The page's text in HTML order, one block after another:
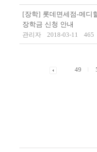
[장학] 롯데면세점-메디
장학금 신청 안내
관리자
2018-03-11 465
49